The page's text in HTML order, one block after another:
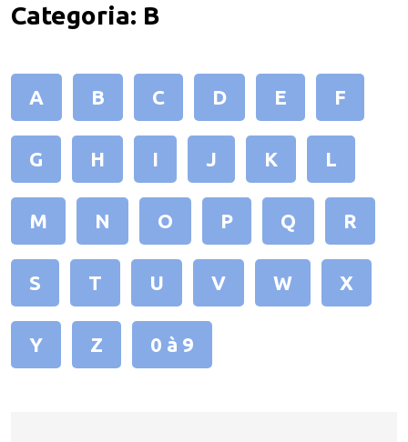
Categoria: B
A B C D E F
G H I J K L
M N O P Q R
S T U V W X
Y Z 0 à 9